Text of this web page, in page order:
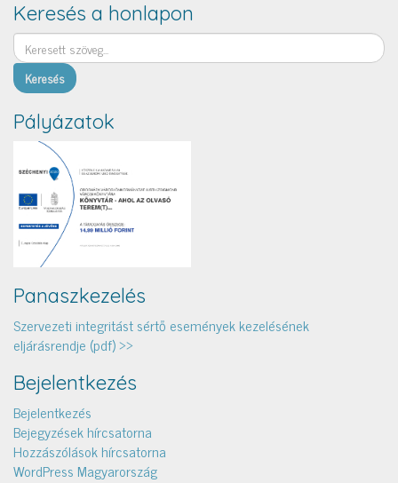
Keresés a honlapon
Keresés
Pályázatok
Panaszkezelés
Szervezeti integritást sértő események kezelésének
eljárásrendje (pdf) >>
Bejelentkezés
Bejelentkezés
Bejegyzések hírcsatorna
Hozzászólások hírcsatorna
WordPress Magyarország